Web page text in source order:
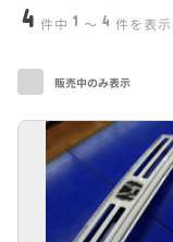
4 件中 1 〜 4 件を表示
販売中のみ表示